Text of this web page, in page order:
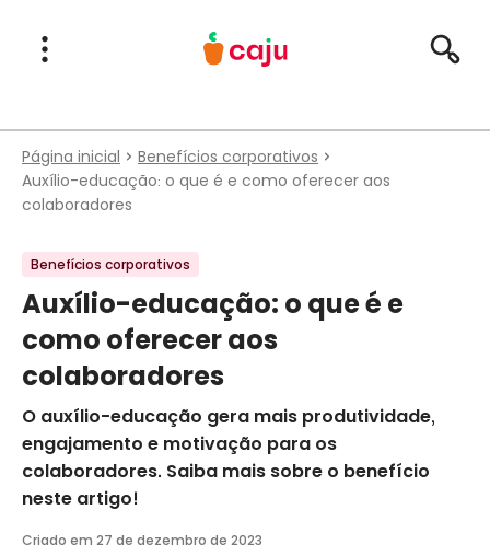
Menu Principal
Abrir Menu
Página inicial
Benefícios corporativos
Auxílio-educação: o que é e como oferecer aos
colaboradores
Benefícios corporativos
Auxílio-educação: o que é e
como oferecer aos
colaboradores
O auxílio-educação gera mais produtividade,
engajamento e motivação para os
colaboradores. Saiba mais sobre o benefício
neste artigo!
Criado em 27 de dezembro de 2023